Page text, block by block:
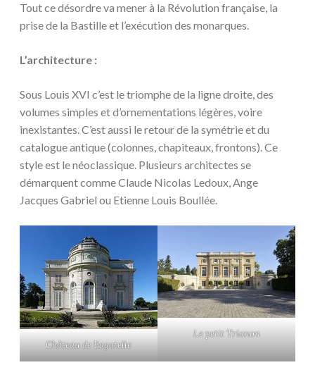
Tout ce désordre va mener à la Révolution française, la
prise de la Bastille et l’exécution des monarques.
L’architecture :
Sous Louis XVI c’est le triomphe de la ligne droite, des
volumes simples et d’ornementations légères, voire
inexistantes. C’est aussi le retour de la symétrie et du
catalogue antique (colonnes, chapiteaux, frontons). Ce
style est le néoclassique. Plusieurs architectes se
démarquent comme Claude Nicolas Ledoux, Ange
Jacques Gabriel ou Etienne Louis Boullée.
Château de Bagatelle
Le petit Trianon